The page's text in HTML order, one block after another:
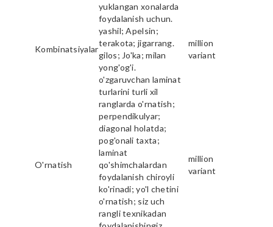
yuklangan xonalarda
foydalanish uchun.
Kombinatsiyalar
yashil; Apelsin;
terakota; jigarrang.
gilos; Jo'ka; milan
yong'og'i.
million
variant
O'rnatish
o'zgaruvchan laminat
turlarini turli xil
ranglarda o'rnatish;
perpendikulyar;
diagonal holatda;
pog'onali taxta;
laminat
qo'shimchalardan
foydalanish chiroyli
ko'rinadi; yo'l chetini
o'rnatish; siz uch
rangli texnikadan
million
variant